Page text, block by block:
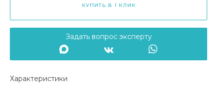
КУПИТЬ В 1 КЛИК
Задать вопрос эксперту
Характеристики